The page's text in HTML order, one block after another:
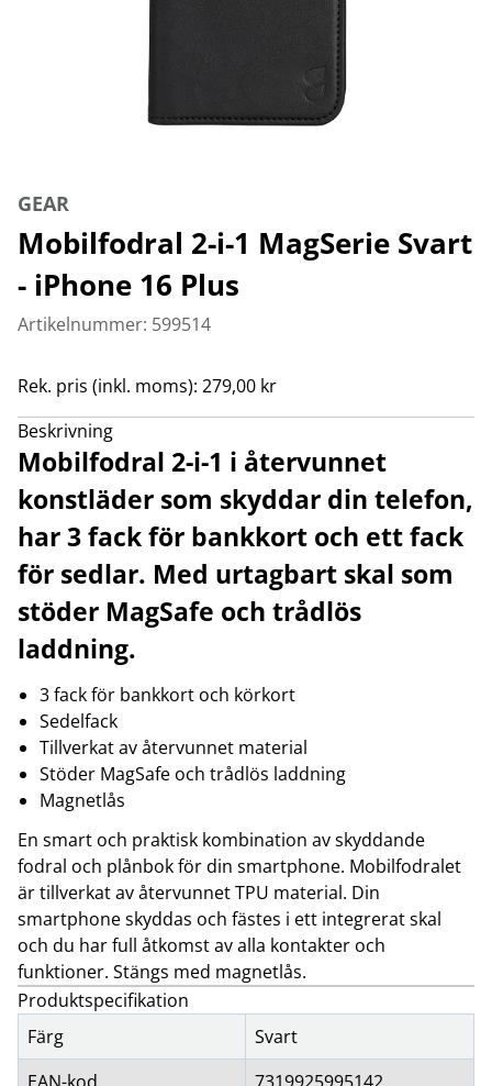
GEAR
Mobilfodral 2-i-1 MagSerie Svart
- iPhone 16 Plus
Artikelnummer: 599514
Rek. pris (inkl. moms): 279,00 kr
Beskrivning
Mobilfodral 2-i-1 i återvunnet
konstläder som skyddar din telefon,
har 3 fack för bankkort och ett fack
för sedlar. Med urtagbart skal som
stöder MagSafe och trådlös
laddning.
3 fack för bankkort och körkort
Sedelfack
Tillverkat av återvunnet material
Stöder MagSafe och trådlös laddning
Magnetlås
En smart och praktisk kombination av skyddande
fodral och plånbok för din smartphone. Mobilfodralet
är tillverkat av återvunnet TPU material. Din
smartphone skyddas och fästes i ett integrerat skal
och du har full åtkomst av alla kontakter och
funktioner. Stängs med magnetlås.
Produktspecifikation
Färg
Svart